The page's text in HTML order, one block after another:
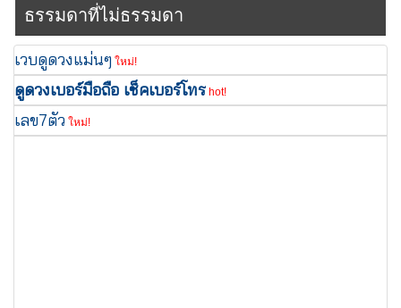
ธรรมดาที่ไม่ธรรมดา
เวบดูดวงแม่นๆ ใหม่!
ดูดวงเบอร์มือถือ เช็คเบอร์โทร hot!
เลข7ตัว ใหม่!